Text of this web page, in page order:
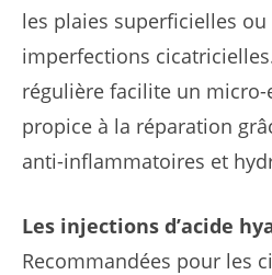
les plaies superficielles
imperfections
régulière facilite un
propice à la réparation
anti-inflammatoires et
Les injections d’acide
Recommandées pour les